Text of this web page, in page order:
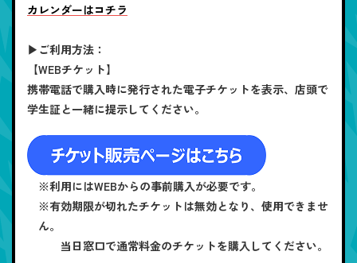
カレンダーはコチラ
▶ご利用方法：
【WEBチケット】
携帯電話で購入時に発行された電子チケットを表示、店頭で
学生証と一緒に提示してください。
※利用にはWEBからの事前購入が必要です。
※有効期限が切れたチケットは無効となり、使用できませ
ん。
当日窓口で通常料金のチケットを購入してください。